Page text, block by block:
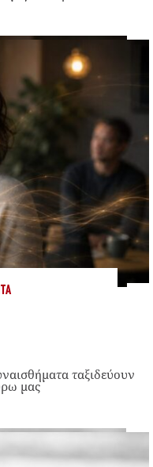
ταξιδεύουν
μας